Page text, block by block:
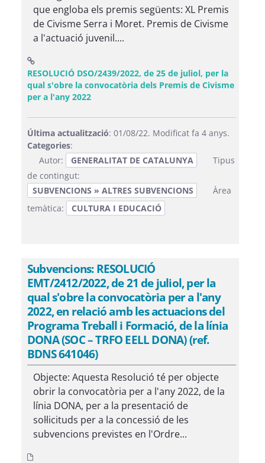
que engloba els premis següents: XL Premis
de Civisme Serra i Moret. Premis de Civisme
a l'actuació juvenil....
RESOLUCIÓ DSO/2439/2022, de 25 de juliol, per la
qual s'obre la convocatòria dels Premis de Civisme
per a l'any 2022(Obre una finestra nova)
Última actualització: 01/08/22. Modificat fa 4 anys.
Categories:
Autor:
GENERALITAT DE CATALUNYA
Tipus
de contingut:
SUBVENCIONS » ALTRES SUBVENCIONS
Àrea
temàtica:
CULTURA I EDUCACIÓ
Subvencions: RESOLUCIÓ
EMT/2412/2022, de 21 de juliol, per la
qual s'obre la convocatòria per a l'any
2022, en relació amb les actuacions del
Programa Treball i Formació, de la línia
DONA (SOC – TRFO EELL DONA) (ref.
BDNS 641046)
Objecte: Aquesta Resolució té per objecte
obrir la convocatòria per a l'any 2022, de la
línia DONA, per a la presentació de
sol·licituds per a la concessió de les
subvencions previstes en l'Ordre...